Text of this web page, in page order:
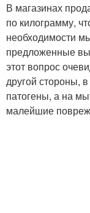
В магазинах
по килограмму,
необходимости
предложенные
этот вопрос
другой стороны,
патогены, а на
малейшие